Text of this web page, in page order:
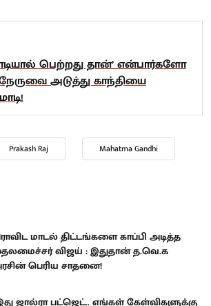
பெற்றது தான்’ என்பார்களோ
அடுத்து காந்தியை
Prakash Raj Mahatma Gandhi
மாடல் திட்டங்களை காப்பி அடித்த
விஜய் : இதுதான் த.வெ.க
பெரிய சாதனை!
ஜால்ரா பட்ஜெட்.. எங்கள் கேள்விகளுக்கு